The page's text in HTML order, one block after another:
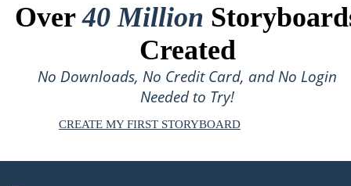
Over40 Million
Created
No Downloads, No Credit Card, and No Login
Needed to Try!
CREATE MY FIRST STORYBOARD